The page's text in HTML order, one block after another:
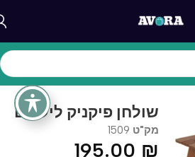
בית/גינה ומרפסת
שולחן פיקניק לילדים
מק"ט 1509
195.00 ₪